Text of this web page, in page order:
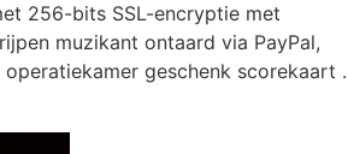
256-bits SSL-encryptie met
muzikant ontaard via PayPal,
geschenk scorekaart .